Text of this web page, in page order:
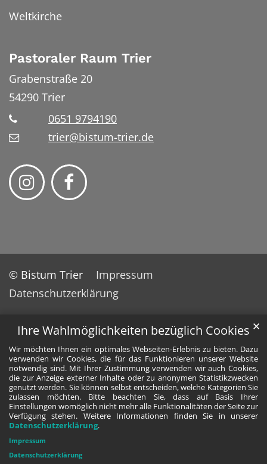
Ihre Wahlmöglichkeiten bezüglich Cookies
Wir möchten Ihnen ein optimales Webseiten-Erlebnis zu bieten. Dazu
verwenden wir Cookies, die für das Funktionieren unserer Website
notwendig sind. Mit Ihrer Zustimmung verwenden wir auch Cookies,
die zur Anzeige externer Inhalte oder zu anonymen Statistikzwecken
genutzt werden. Sie können selbst entscheiden, welche Kategorien Sie
zulassen möchten. Bitte beachten Sie, dass auf Basis Ihrer
Einstellungen womöglich nicht mehr alle Funktionalitäten der Seite zur
Verfügung stehen. Weitere Informationen finden Sie in unserer
Datenschutzerklärung.
✕
Impressum
Datenschutzerklärung
Weltkirche
Pastoraler Raum Trier
Grabenstraße 20
54290 Trier
0651 9794190
trier@bistum-trier.de
© Bistum Trier
Impressum
Datenschutzerklärung